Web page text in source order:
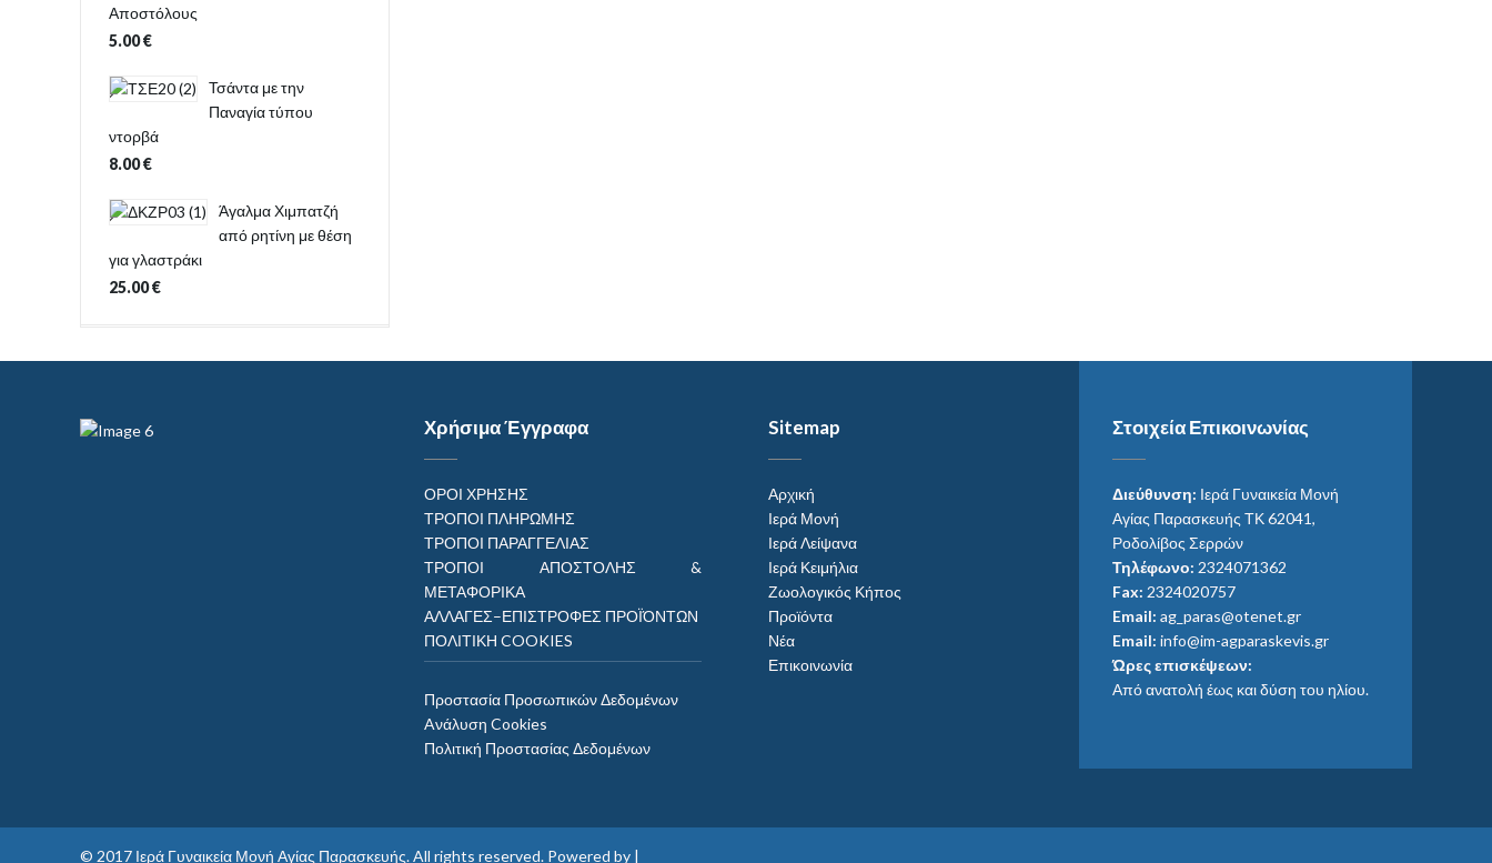
Αποστόλους
5.00€
Τσάντα με την
Παναγία τύπου
ντορβά
8.00€
Άγαλμα Χιμπατζή
από ρητίνη με θέση
για γλαστράκι
25.00€
Χρήσιμα Έγγραφα
ΟΡΟΙ ΧΡΗΣΗΣ
ΤΡΟΠΟΙ ΠΛΗΡΩΜΗΣ
ΤΡΟΠΟΙ ΠΑΡΑΓΓΕΛΙΑΣ
ΤΡΟΠΟΙ ΑΠΟΣΤΟΛΗΣ &
ΜΕΤΑΦΟΡΙΚΑ
ΑΛΛΑΓΕΣ–ΕΠΙΣΤΡΟΦΕΣ ΠΡΟΪΌΝΤΩΝ
ΠΟΛΙΤΙΚΗ COOKIES
Προστασία Προσωπικών Δεδομένων
Aνάλυση Cookies
Πολιτική Προστασίας Δεδομένων
Sitemap
Αρχική
Ιερά Μονή
Ιερά Λείψανα
Ιερά Κειμήλια
Ζωολογικός Κήπος
Προϊόντα
Νέα
Επικοινωνία
Στοιχεία Επικοινωνίας
Διεύθυνση: Ιερά Γυναικεία Μονή
Αγίας Παρασκευής ΤΚ 62041,
Ροδολίβος Σερρών
Τηλέφωνο: 2324071362
Fax: 2324020757
Email: ag_paras@otenet.gr
Email: info@im-agparaskevis.gr
Ώρες επισκέψεων:
Από ανατολή έως και δύση του ηλίου.
© 2017 Ιερά Γυναικεία Μονή Αγίας Παρασκευής. All rights reserved. Powered by |